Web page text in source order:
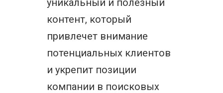
уникальный и полезный
контент, который
привлечет внимание
потенциальных клиентов
и укрепит позиции
компании в поисковых